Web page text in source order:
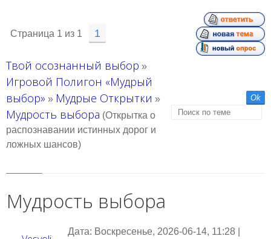
Страница 1 из 1 1
Твой осознанный выбор »
Игровой Полигон «Мудрый
выбор» » Мудрые Открытки »
Мудрость выбора (Открытка о
распознавании истинных дорог и
ложных шансов)
Мудрость выбора
Дата: Воскресенье, 2026-06-14, 11:28 |